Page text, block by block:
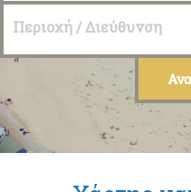
Περιοχή / Διεύθυνση